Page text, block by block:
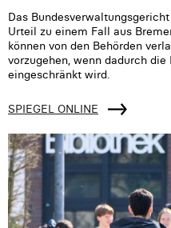
Das
Urteil zu einem Fall aus
können von den Behörden
vorzugehen, wenn dadurch
eingeschränkt wird.
SPIEGEL ONLINE